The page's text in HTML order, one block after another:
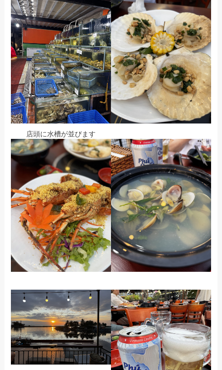
店頭に水槽が並びます